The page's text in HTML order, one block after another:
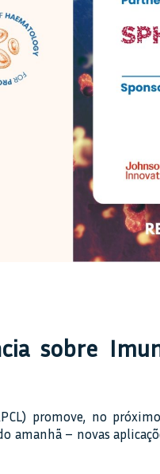
sobre
promove, no
amanhã – novas